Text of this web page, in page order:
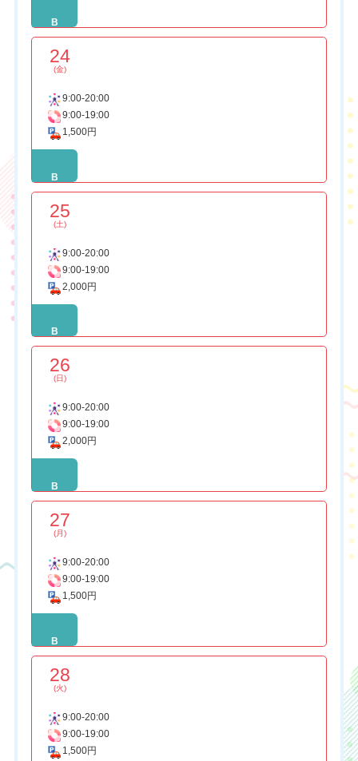
B
24
(金)
9:00-20:00
9:00-19:00
1,500円
B
25
(土)
9:00-20:00
9:00-19:00
2,000円
B
26
(日)
9:00-20:00
9:00-19:00
2,000円
B
27
(月)
9:00-20:00
9:00-19:00
1,500円
B
28
(火)
9:00-20:00
9:00-19:00
1,500円